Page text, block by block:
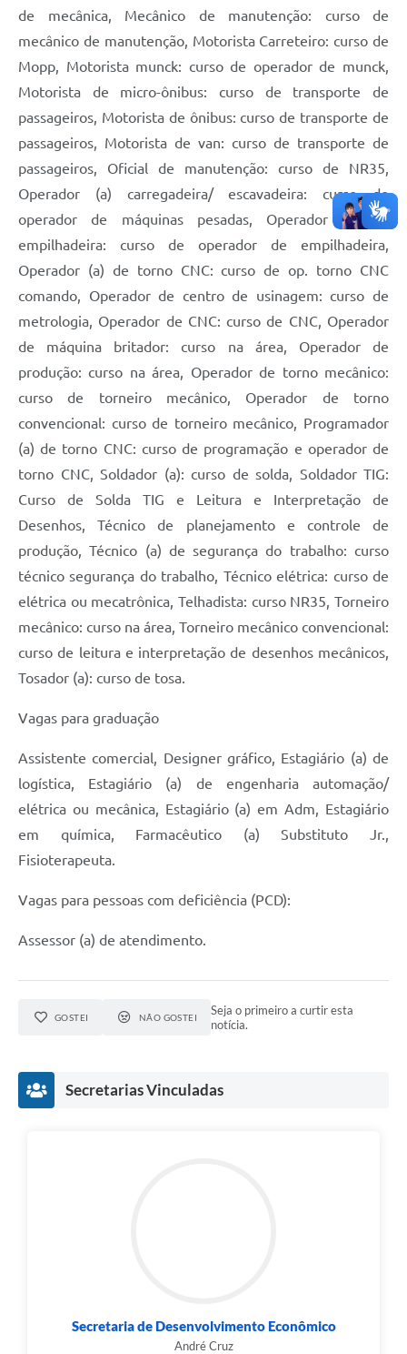
de mecânica, Mecânico de manutenção: curso de
mecânico de manutenção, Motorista Carreteiro: curso de
Mopp, Motorista munck: curso de operador de munck,
Motorista de micro-ônibus: curso de transporte de
passageiros, Motorista de ônibus: curso de transporte de
passageiros, Motorista de van: curso de transporte de
passageiros, Oficial de manutenção: curso de NR35,
Operador (a) carregadeira/ escavadeira: curso de
operador de máquinas pesadas, Operador (a) de
empilhadeira: curso de operador de empilhadeira,
Operador (a) de torno CNC: curso de op. torno CNC
comando, Operador de centro de usinagem: curso de
metrologia, Operador de CNC: curso de CNC, Operador
de máquina britador: curso na área, Operador de
produção: curso na área, Operador de torno mecânico:
curso de torneiro mecânico, Operador de torno
convencional: curso de torneiro mecânico, Programador
(a) de torno CNC: curso de programação e operador de
torno CNC, Soldador (a): curso de solda, Soldador TIG:
Curso de Solda TIG e Leitura e Interpretação de
Desenhos, Técnico de planejamento e controle de
produção, Técnico (a) de segurança do trabalho: curso
técnico segurança do trabalho, Técnico elétrica: curso de
elétrica ou mecatrônica, Telhadista: curso NR35, Torneiro
mecânico: curso na área, Torneiro mecânico convencional:
curso de leitura e interpretação de desenhos mecânicos,
Tosador (a): curso de tosa.
Vagas para graduação
Assistente comercial, Designer gráfico, Estagiário (a) de
logística, Estagiário (a) de engenharia automação/
elétrica ou mecânica, Estagiário (a) em Adm, Estagiário
em química, Farmacêutico (a) Substituto Jr.,
Fisioterapeuta.
Vagas para pessoas com deficiência (PCD):
Assessor (a) de atendimento.
GOSTEI NÃO GOSTEI
Seja o primeiro a curtir esta
notícia.
Secretarias Vinculadas
Secretaria de Desenvolvimento Econômico
André Cruz